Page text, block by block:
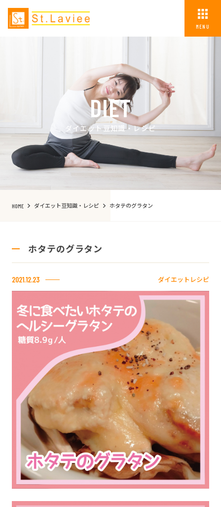
MENU
DIET
ダイエット豆知識・レシピ
HOME ダイエット豆知識・レシピ ホタテのグラタン
ホタテのグラタン
2021.12.23 ダイエットレシピ